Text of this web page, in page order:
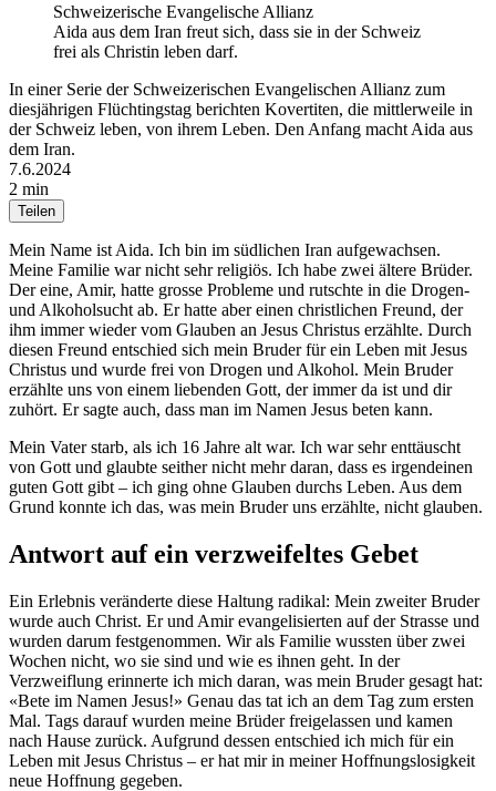
Schweizerische Evangelische Allianz
Aida aus dem Iran freut sich, dass sie in der Schweiz
frei als Christin leben darf.
In einer Serie der Schweizerischen Evangelischen Allianz zum
diesjährigen Flüchtingstag berichten Kovertiten, die mittlerweile in
der Schweiz leben, von ihrem Leben. Den Anfang macht Aida aus
dem Iran.
7.6.2024
2 min
Teilen
Mein Name ist Aida. Ich bin im südlichen Iran aufgewachsen.
Meine Familie war nicht sehr religiös. Ich habe zwei ältere Brüder.
Der eine, Amir, hatte grosse Probleme und rutschte in die Drogen-
und Alkoholsucht ab. Er hatte aber einen christlichen Freund, der
ihm immer wieder vom Glauben an Jesus Christus erzählte. Durch
diesen Freund entschied sich mein Bruder für ein Leben mit Jesus
Christus und wurde frei von Drogen und Alkohol. Mein Bruder
erzählte uns von einem liebenden Gott, der immer da ist und dir
zuhört. Er sagte auch, dass man im Namen Jesus beten kann.
Mein Vater starb, als ich 16 Jahre alt war. Ich war sehr enttäuscht
von Gott und glaubte seither nicht mehr daran, dass es irgendeinen
guten Gott gibt – ich ging ohne Glauben durchs Leben. Aus dem
Grund konnte ich das, was mein Bruder uns erzählte, nicht glauben.
Antwort auf ein verzweifeltes Gebet
Ein Erlebnis veränderte diese Haltung radikal: Mein zweiter Bruder
wurde auch Christ. Er und Amir evangelisierten auf der Strasse und
wurden darum festgenommen. Wir als Familie wussten über zwei
Wochen nicht, wo sie sind und wie es ihnen geht. In der
Verzweiflung erinnerte ich mich daran, was mein Bruder gesagt hat:
«Bete im Namen Jesus!» Genau das tat ich an dem Tag zum ersten
Mal. Tags darauf wurden meine Brüder freigelassen und kamen
nach Hause zurück. Aufgrund dessen entschied ich mich für ein
Leben mit Jesus Christus – er hat mir in meiner Hoffnungslosigkeit
neue Hoffnung gegeben.